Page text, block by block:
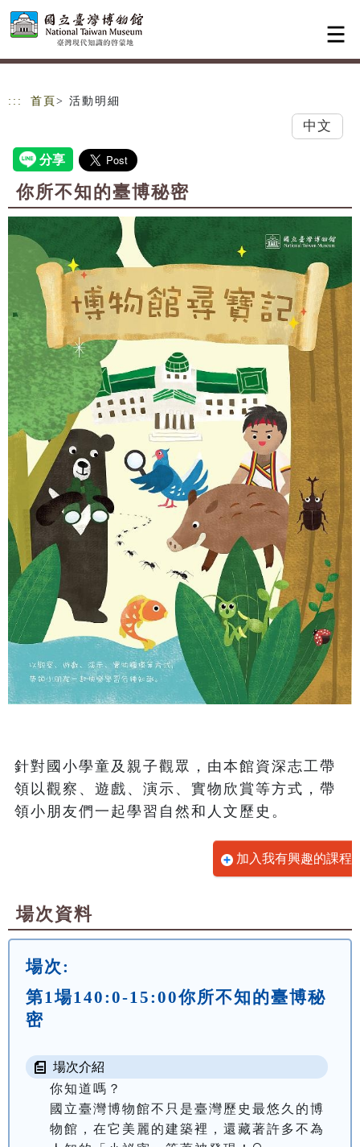
跳到主要內容
網站導覽
::: 首頁 > 活動明細
中文
你所不知的臺博秘密
針對國小學童及親子觀眾，由本館資深志工帶
領以觀察、遊戲、演示、實物欣賞等方式，帶
領小朋友們一起學習自然和人文歷史。
加入我有興趣的課程
場次資料
場次:
第1場140:0-15:00你所不知的臺博秘
密
場次介紹
你知道嗎？
國立臺灣博物館不只是臺灣歷史最悠久的博
物館，在它美麗的建築裡，還藏著許多不為